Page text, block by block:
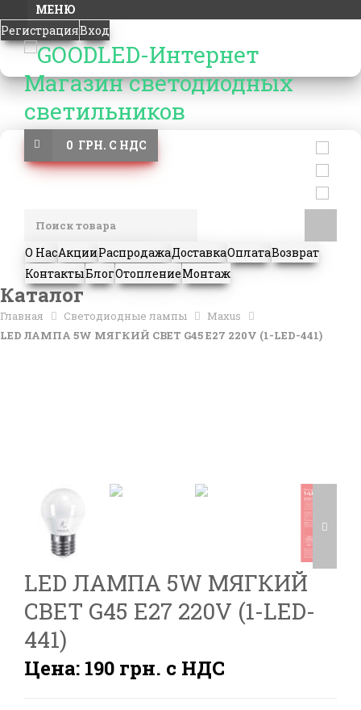
МЕНЮ
РегистрацияВход
0 ГРН. С НДС
О НасАкцииРаспродажаДоставкаОплатаВозврат
КонтактыБлогОтоплениеМонтаж
Каталог
Главная Светодиодные лампы
Maxus
LED ЛАМПА 5W МЯГКИЙ СВЕТ G45 Е27 220V (1-LED-441)
LED ЛАМПА 5W МЯГКИЙ
СВЕТ G45 Е27 220V (1-LED-
441)
Цена: 190 грн. с НДС